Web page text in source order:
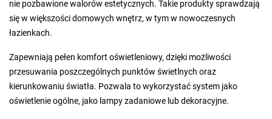
nie pozbawione walorów estetycznych. Takie produkty sprawdzają
się w większości domowych wnętrz, w tym w nowoczesnych
łazienkach.
Zapewniają pełen komfort oświetleniowy, dzięki możliwości
przesuwania poszczególnych punktów świetlnych oraz
kierunkowaniu światła. Pozwala to wykorzystać system jako
oświetlenie ogólne, jako lampy zadaniowe lub dekoracyjne.